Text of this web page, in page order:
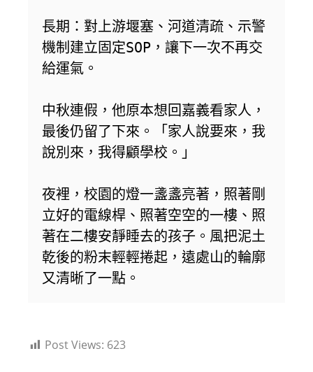
長期：對上游堰塞、河道清疏、示警
機制建立固定SOP，讓下一次不再交
給運氣。
中秋連假，他原本想回嘉義看家人，
最後仍留了下來。「家人說要來，我
說別來，我得顧學校。」
夜裡，校園的燈一盞盞亮著，照著剛
立好的電線桿、照著空空的一樓、照
著在二樓安靜睡去的孩子。風把泥土
乾後的粉末輕輕捲起，遠處山的輪廓
又清晰了一點。
Post Views: 623